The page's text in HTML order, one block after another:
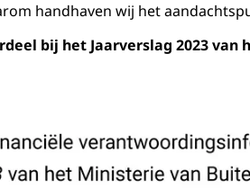
handhaven wij het
bij het Jaarverslag 2023
oordeel